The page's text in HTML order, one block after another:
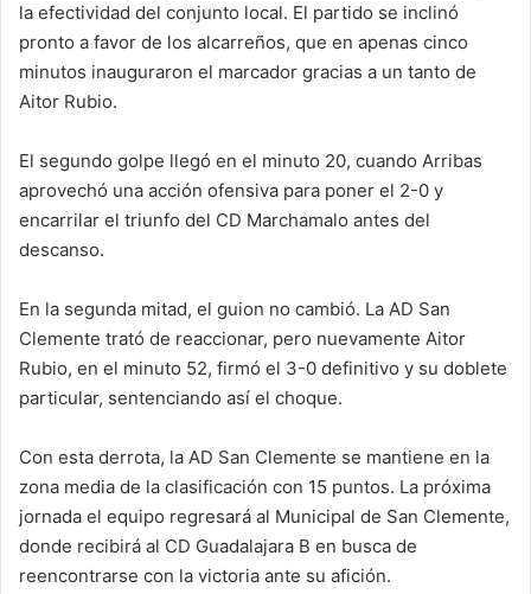
la efectividad del conjunto local. El partido se inclinó
pronto a favor de los alcarreños, que en apenas cinco
minutos inauguraron el marcador gracias a un tanto de
Aitor Rubio.
El segundo golpe llegó en el minuto 20, cuando Arribas
aprovechó una acción ofensiva para poner el 2-0 y
encarrilar el triunfo del CD Marchamalo antes del
descanso.
En la segunda mitad, el guion no cambió. La AD San
Clemente trató de reaccionar, pero nuevamente Aitor
Rubio, en el minuto 52, firmó el 3-0 definitivo y su doblete
particular, sentenciando así el choque.
Con esta derrota, la AD San Clemente se mantiene en la
zona media de la clasificación con 15 puntos. La próxima
jornada el equipo regresará al Municipal de San Clemente,
donde recibirá al CD Guadalajara B en busca de
reencontrarse con la victoria ante su afición.